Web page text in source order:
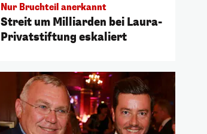
Nur Bruchteil anerkannt
Streit um Milliarden bei Laura-
Privatstiftung eskaliert